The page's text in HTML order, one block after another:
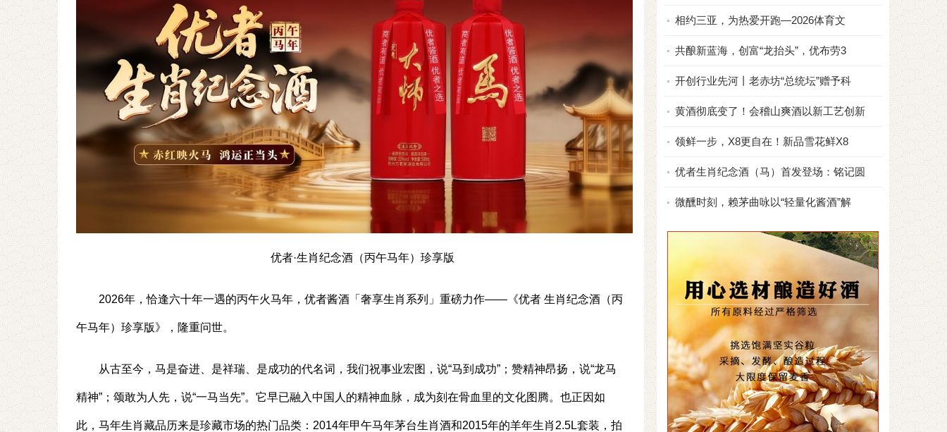
优者·生肖纪念酒（丙午马年）珍享版
2026年，恰逢六十年一遇的丙午火马年，优者酱酒「奢享生肖系列」重磅力作——《优者 生肖纪念酒（丙
午马年）珍享版》，隆重问世。
从古至今，马是奋进、是祥瑞、是成功的代名词，我们祝事业宏图，说“马到成功”；赞精神昂扬，说“龙马
精神”；颂敢为人先，说“一马当先”。它早已融入中国人的精神血脉，成为刻在骨血里的文化图腾。也正因如
此，马年生肖藏品历来是珍藏市场的热门品类：2014年甲午马年茅台生肖酒和2015年的羊年生肖2.5L套装，拍
相约三亚，为热爱开跑—2026体育文
共酿新蓝海，创富“龙抬头”，优布劳3
开创行业先河丨老赤坊“总统坛”赠予科
黄酒彻底变了！会稽山爽酒以新工艺创新
领鲜一步，X8更自在！新品雪花鲜X8
优者生肖纪念酒（马）首发登场：铭记圆
微醺时刻，赖茅曲咏以“轻量化酱酒”解